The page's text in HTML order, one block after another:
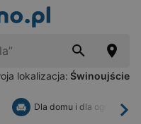
lokalizacja: Świnoujście
Dla domu i dla ogrodu